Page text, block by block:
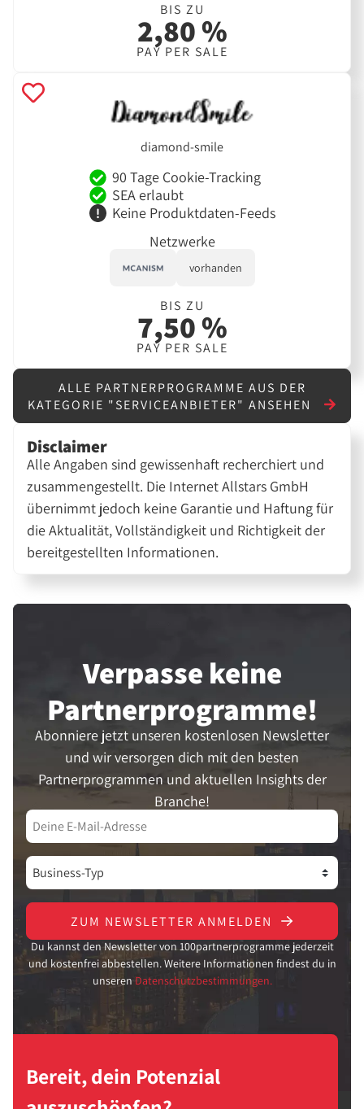
BIS ZU
2,80 %
PAY PER SALE
diamond-smile
90 Tage Cookie-Tracking
SEA erlaubt
Keine Produktdaten-Feeds
Netzwerke
vorhanden
BIS ZU
7,50 %
PAY PER SALE
ALLE PARTNERPROGRAMME AUS DER
KATEGORIE "SERVICEANBIETER" ANSEHEN
Disclaimer
Alle Angaben sind gewissenhaft recherchiert und
zusammengestellt. Die Internet Allstars GmbH
übernimmt jedoch keine Garantie und Haftung für
die Aktualität, Vollständigkeit und Richtigkeit der
bereitgestellten Informationen.
Verpasse keine
Partner­programme!
Abonniere jetzt unseren kostenlosen Newsletter
und wir versorgen dich mit den besten
Partnerprogrammen und aktuellen Insights der
Branche!
ZUM NEWSLETTER ANMELDEN
Du kannst den Newsletter von 100partnerprogramme jederzeit
und kostenfrei abbestellen. Weitere Informationen findest du in
unseren Datenschutzbestimmungen.
Bereit, dein Potenzial